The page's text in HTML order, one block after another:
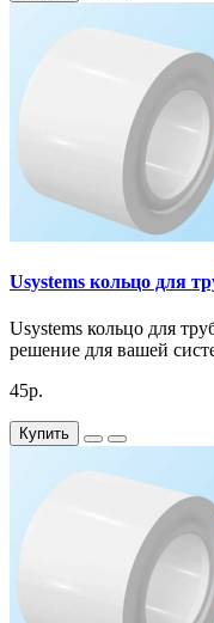
Usystems кольцо для
Usystems кольцо для
решение для вашей
45р.
Купить